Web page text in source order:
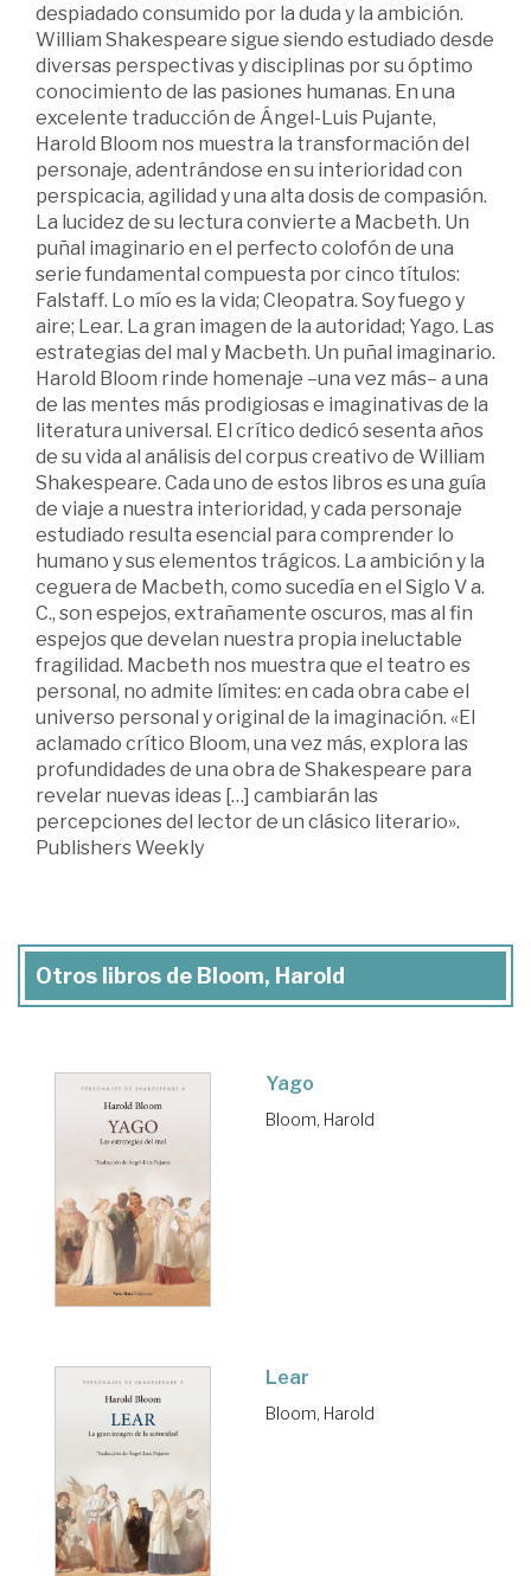
despiadado consumido por la duda y la ambición.
William Shakespeare sigue siendo estudiado desde
diversas perspectivas y disciplinas por su óptimo
conocimiento de las pasiones humanas. En una
excelente traducción de Ángel-Luis Pujante,
Harold Bloom nos muestra la transformación del
personaje, adentrándose en su interioridad con
perspicacia, agilidad y una alta dosis de compasión.
La lucidez de su lectura convierte a Macbeth. Un
puñal imaginario en el perfecto colofón de una
serie fundamental compuesta por cinco títulos:
Falstaff. Lo mío es la vida; Cleopatra. Soy fuego y
aire; Lear. La gran imagen de la autoridad; Yago. Las
estrategias del mal y Macbeth. Un puñal imaginario.
Harold Bloom rinde homenaje –una vez más– a una
de las mentes más prodigiosas e imaginativas de la
literatura universal. El crítico dedicó sesenta años
de su vida al análisis del corpus creativo de William
Shakespeare. Cada uno de estos libros es una guía
de viaje a nuestra interioridad, y cada personaje
estudiado resulta esencial para comprender lo
humano y sus elementos trágicos. La ambición y la
ceguera de Macbeth, como sucedía en el Siglo V a.
C., son espejos, extrañamente oscuros, mas al fin
espejos que develan nuestra propia ineluctable
fragilidad. Macbeth nos muestra que el teatro es
personal, no admite límites: en cada obra cabe el
universo personal y original de la imaginación. «El
aclamado crítico Bloom, una vez más, explora las
profundidades de una obra de Shakespeare para
revelar nuevas ideas […] cambiarán las
percepciones del lector de un clásico literario».
Publishers Weekly
Otros libros de Bloom, Harold
Yago
Bloom, Harold
Lear
Bloom, Harold